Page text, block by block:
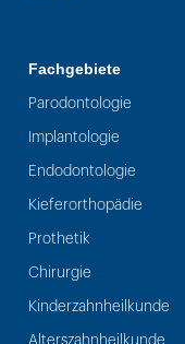
Fachgebiete
Parodontologie
Implantologie
Endodontologie
Kieferorthopädie
Prothetik
Chirurgie
Kinderzahnheilkunde
Alterszahnheilkunde